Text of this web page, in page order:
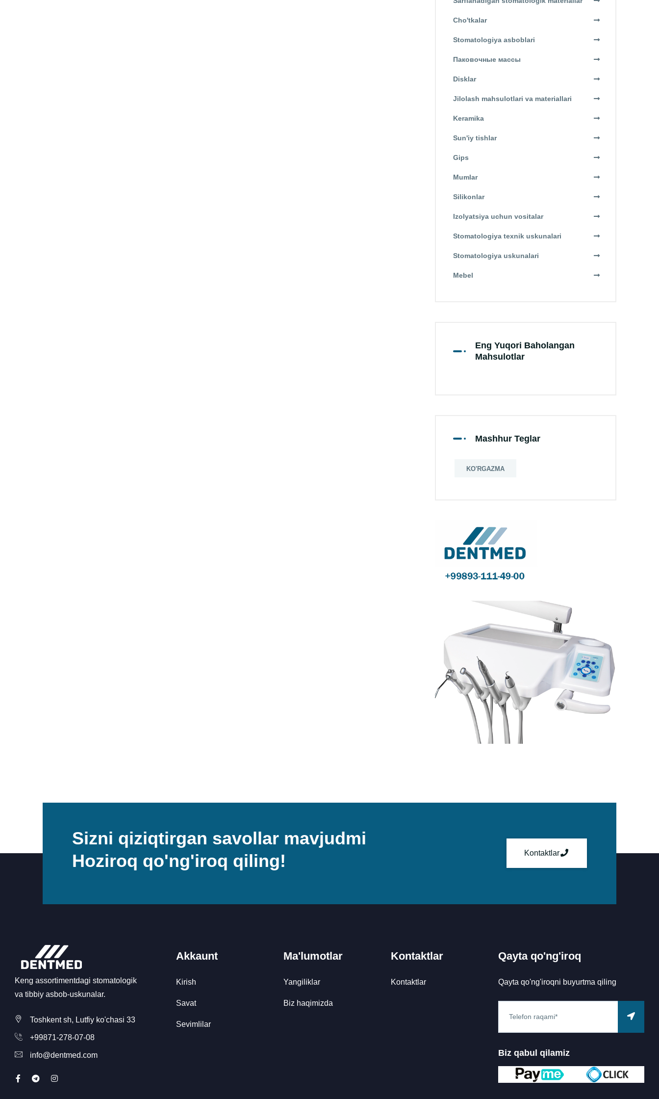
Cho'tkalar
Stomatologiya asboblari
Паковочные массы
Disklar
Jilolash mahsulotlari va materiallari
Keramika
Sun'iy tishlar
Gips
Mumlar
Silikonlar
Izolyatsiya uchun vositalar
Stomatologiya texnik uskunalari
Stomatologiya uskunalari
Mebel
Eng Yuqori Baholangan
Mahsulotlar
Mashhur Teglar
KO'RGAZMA
Sizni qiziqtirgan savollar mavjudmi
Hoziroq qo'ng'iroq qiling!
Kontaktlar
Keng assortimentdagi stomatologik
va tibbiy asbob-uskunalar.
Toshkent sh, Lutfiy ko'chasi 33
+99871-278-07-08
info@dentmed.com
Akkaunt
Kirish
Savat
Sevimlilar
Ma'lumotlar
Yangiliklar
Biz haqimizda
Kontaktlar
Kontaktlar
Qayta qo'ng'iroq
Qayta qo'ng'iroqni buyurtma qiling
Biz qabul qilamiz